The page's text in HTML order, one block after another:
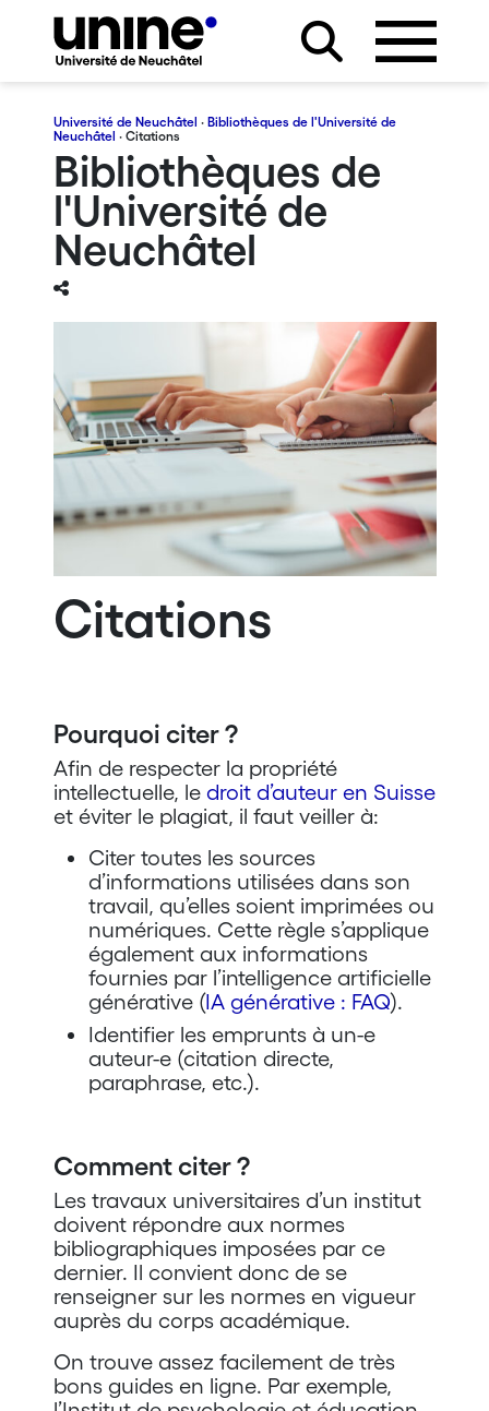
Université de Neuchâtel · Bibliothèques de l'Université de
Neuchâtel · Citations
Bibliothèques de
l'Université de
Neuchâtel
Citations
Pourquoi citer ?
Afin de respecter la propriété
intellectuelle, le droit d’auteur en Suisse
et éviter le plagiat, il faut veiller à:
Citer toutes les sources
d’informations utilisées dans son
travail, qu’elles soient imprimées ou
numériques. Cette règle s’applique
également aux informations
fournies par l’intelligence artificielle
générative (IA générative : FAQ).
Identifier les emprunts à un-e
auteur-e (citation directe,
paraphrase, etc.).
Comment citer ?
Les travaux universitaires d’un institut
doivent répondre aux normes
bibliographiques imposées par ce
dernier. Il convient donc de se
renseigner sur les normes en vigueur
auprès du corps académique.
On trouve assez facilement de très
bons guides en ligne. Par exemple,